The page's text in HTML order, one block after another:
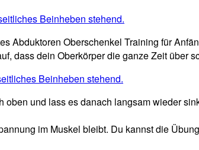
Abduktoren Oberschenkel Training für
dass dein Oberkörper die ganze Zeit über
oben und lass es danach langsam wieder
im Muskel bleibt. Du kannst die